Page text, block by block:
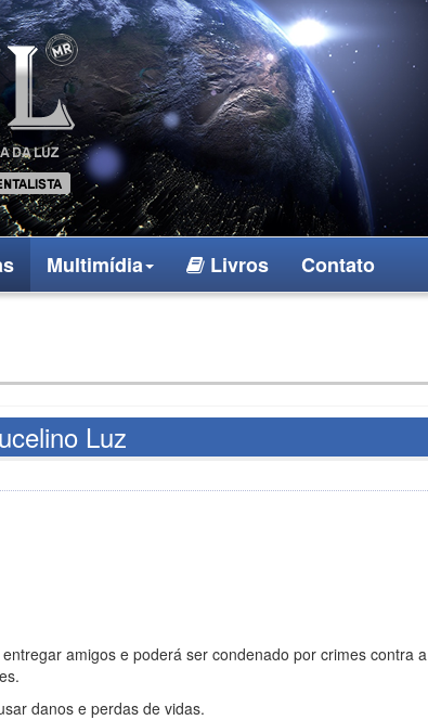
Multimídia Livros Contato
Luz
amigos e poderá ser condenado por crimes contra a
danos e perdas de vidas.